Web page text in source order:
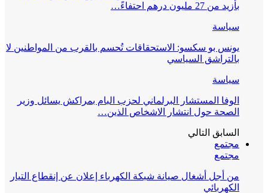
بأزيد من 27 مليون درهم احتفاءً…
سياسة
يونس بو سكسو: الاستحقاقات تُحسم بالقرب من المواطنين لا
بالتراشق السياسي
سياسة
الوفا المستشار البرلماني لحزب البام بمراكش يسائل وزير
الصحة حول انتشار الاشخاص الذين…
السابق التالي
مجتمع
مجتمع
من أجل أشغال صيانة شبكة الكهرباء إعلان عن إنقطاع التيار
الكهربائي